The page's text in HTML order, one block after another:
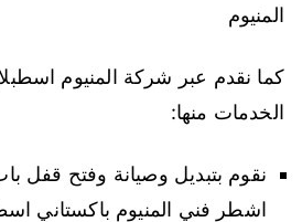
المنيوم
كما نقدم عبر شركة المنيوم
الخدمات منها:
نقوم بتبديل وصيانة وفتح قفل
اشطر فني المنيوم باكستاني